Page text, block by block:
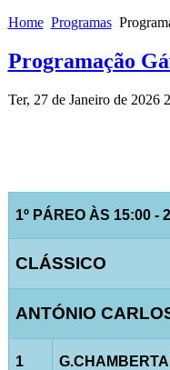
Home Programas
Programação
Ter, 27 de Janeiro de 2026
1º PÁREO ÀS 15:00 -
CLÁSSICO
ANTÓNIO
1